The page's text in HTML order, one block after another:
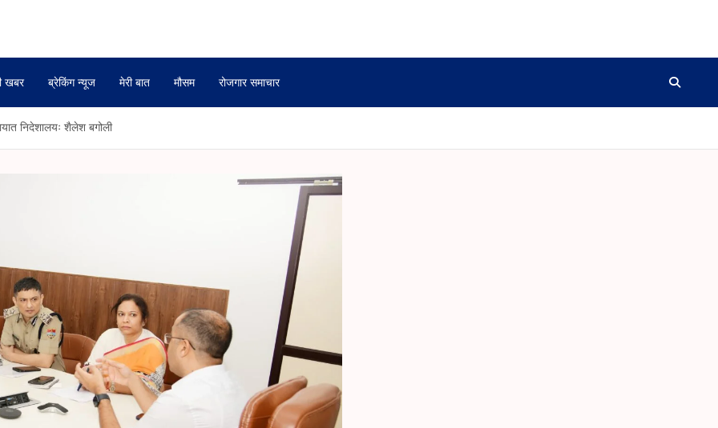
खबर ब्रेकिंग न्यूज मेरी बात मौसम रोजगार समाचार
निदेशालयः शैलेश बगोली